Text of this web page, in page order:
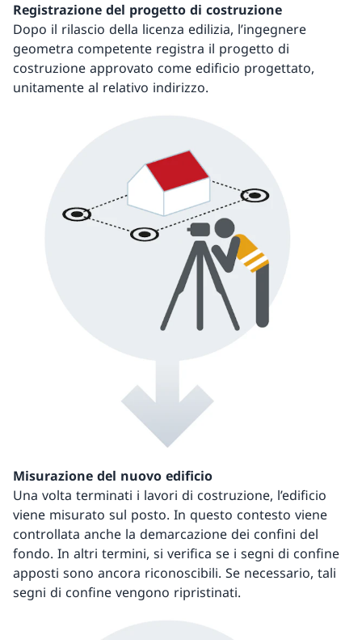
Registrazione del progetto di costruzione
Dopo il rilascio della licenza edilizia, l’ingegnere
geometra competente registra il progetto di
costruzione approvato come edificio progettato,
unitamente al relativo indirizzo.
Misurazione del nuovo edificio
Una volta terminati i lavori di costruzione, l’edificio
viene misurato sul posto. In questo contesto viene
controllata anche la demarcazione dei confini del
fondo. In altri termini, si verifica se i segni di confine
apposti sono ancora riconoscibili. Se necessario, tali
segni di confine vengono ripristinati.